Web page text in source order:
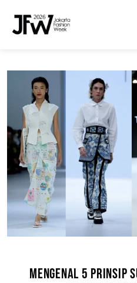
MENGENAL 5 PRINSIP